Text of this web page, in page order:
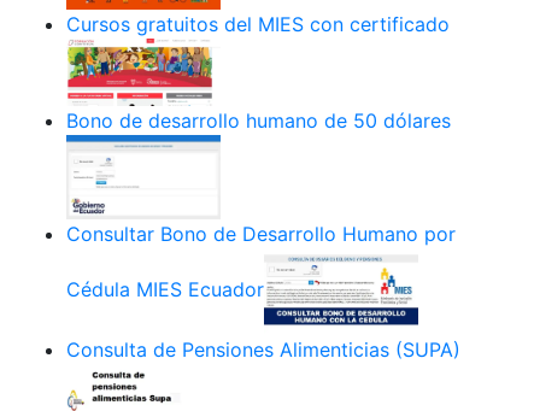
Cursos gratuitos del MIES con certificado
Bono de desarrollo humano de 50 dólares
Consultar Bono de Desarrollo Humano por
Cédula MIES Ecuador
Consulta de Pensiones Alimenticias (SUPA)